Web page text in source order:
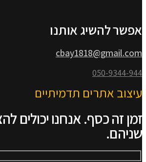
אפשר להשיג אותנו
cbay1818@gmail.com
050-9344-944
עיצוב אתרים תדמיתיים
זמן זה כסף. אנחנו יכולים
שניהם.